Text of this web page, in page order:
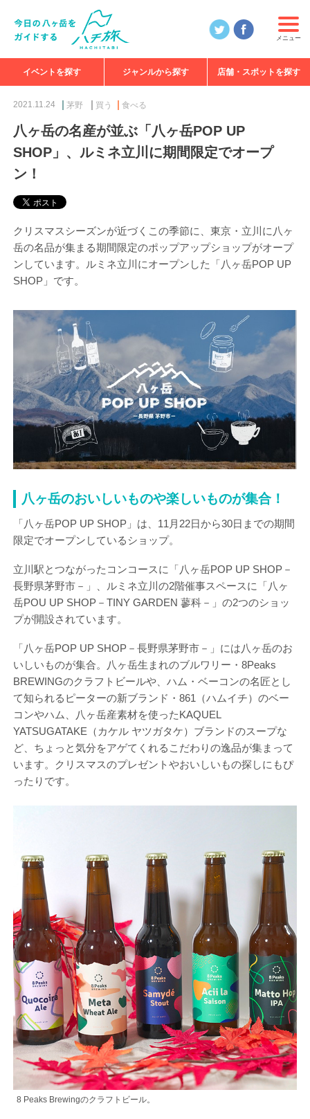
メニュー
イベントを探す ジャンルから探す 店舗・スポットを探す
2021.11.24 茅野 買う 食べる
八ヶ岳の名産が並ぶ「八ヶ岳POP UP
SHOP」、ルミネ立川に期間限定でオープ
ン！
クリスマスシーズンが近づくこの季節に、東京・立川に八ヶ
岳の名品が集まる期間限定のポップアップショップがオープ
ンしています。ルミネ立川にオープンした「八ヶ岳POP UP
SHOP」です。
八ヶ岳のおいしいものや楽しいものが集合！
「八ヶ岳POP UP SHOP」は、11月22日から30日までの期間
限定でオープンしているショップ。
立川駅とつながったコンコースに「八ヶ岳POP UP SHOP－
長野県茅野市－」、ルミネ立川の2階催事スペースに「八ヶ
岳POU UP SHOP－TINY GARDEN 蓼科－」の2つのショッ
プが開設されています。
「八ヶ岳POP UP SHOP－長野県茅野市－」には八ヶ岳のお
いしいものが集合。八ヶ岳生まれのブルワリー・8Peaks
BREWINGのクラフトビールや、ハム・ベーコンの名匠とし
て知られるピーターの新ブランド・861（ハムイチ）のベー
コンやハム、八ヶ岳産素材を使ったKAQUEL
YATSUGATAKE（カケル ヤツガタケ）ブランドのスープな
ど、ちょっと気分をアゲてくれるこだわりの逸品が集まって
います。クリスマスのプレゼントやおいしいもの探しにもぴ
ったりです。
8 Peaks Brewingのクラフトビール。